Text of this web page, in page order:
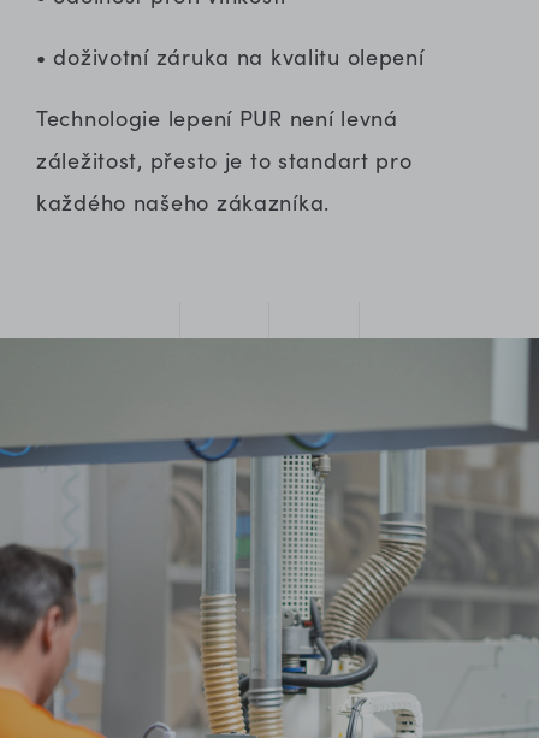
• doživotní záruka na kvalitu olepení
Technologie lepení PUR není levná
záležitost, přesto je to standart pro
každého našeho zákazníka.